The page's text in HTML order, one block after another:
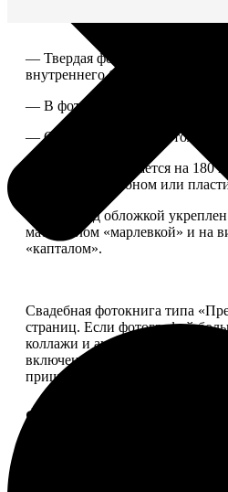
— Твердая фотообложка,
внутреннего блока.
— В фотокниге может быть от
— Страницы плотные, толщина
— Книга раскрывается на 180
укреплены картоном или
— Блок под обложкой укреплен
материалом «марлевкой» и на
«капталом».
Свадебная фотокнига типа
страниц. Если фотографий
коллажи и аккуратно
включена, стоимость
пришлем вам на согласование
Форматы и цены